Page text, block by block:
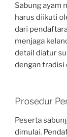
Sabung ayam
harus diikuti
dari
menjaga
detail diatur
dengan tradisi
Prosedur
Peserta
dimulai.